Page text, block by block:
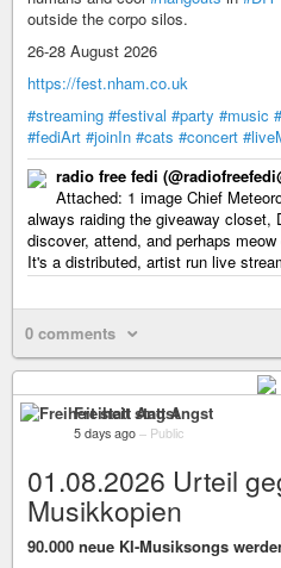
outside the corpo silos.
26-28 August 2026
https://fest.nham.co.uk
#streaming #festival #party #music
#fediArt #joinIn #cats #concert
radio free fedi
Attached: 1 image Chief
always raiding the giveaway closet,
discover, attend, and perhaps
It's a distributed, artist run live
0 comments
Freiheit statt Angst
5 days ago – Public
01.08.2026 Urteil
Musikkopien
90.000 neue KI-Musiksongs